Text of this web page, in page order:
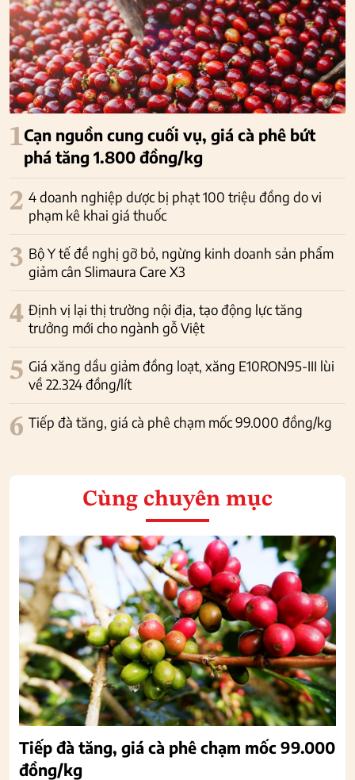
1Cạn nguồn cung cuối vụ, giá cà phê bứt
phá tăng 1.800 đồng/kg
2 4 doanh nghiệp dược bị phạt 100 triệu đồng do vi
phạm kê khai giá thuốc
3 Bộ Y tế đề nghị gỡ bỏ, ngừng kinh doanh sản phẩm
giảm cân Slimaura Care X3
4 Định vị lại thị trường nội địa, tạo động lực tăng
trưởng mới cho ngành gỗ Việt
5 Giá xăng dầu giảm đồng loạt, xăng E10RON95-III lùi
về 22.324 đồng/lít
6 Tiếp đà tăng, giá cà phê chạm mốc 99.000 đồng/kg
Cùng chuyên mục
Tiếp đà tăng, giá cà phê chạm mốc 99.000
đồng/kg